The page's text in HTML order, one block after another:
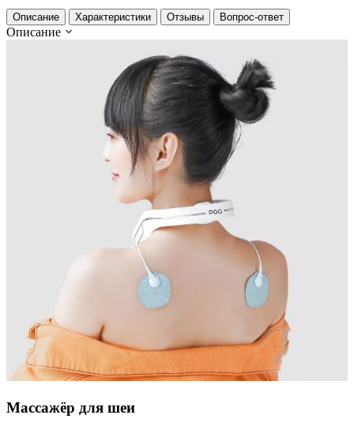
Описание Характеристики Отзывы Вопрос-ответ
Описание
Массажёр для шеи